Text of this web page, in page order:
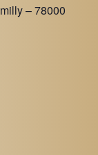
– 78000